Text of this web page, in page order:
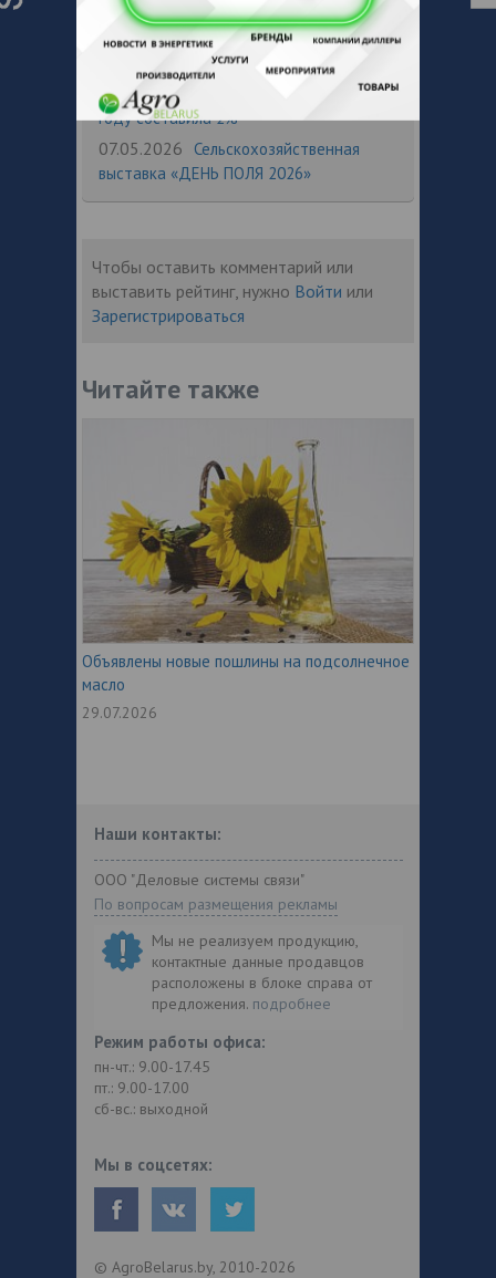
18.05.2026 Пресс-релиз выставки
«КормВетГрэйн-2026»
11.05.2026 Рентабельность
промышленных теплиц в России в 2025
году составила 2%
07.05.2026
Сельскохозяйственная
выставка «ДЕНЬ ПОЛЯ 2026»
Чтобы оставить комментарий или
выставить рейтинг, нужно Войти или
Зарегистрироваться
Читайте также
Объявлены новые пошлины на подсолнечное
масло
29.07.2026
Наши контакты:
ООО "Деловые системы связи"
По вопросам размещения рекламы
Мы не реализуем продукцию,
контактные данные продавцов
расположены в блоке справа от
предложения. подробнее
Режим работы офиса:
пн-чт.: 9.00-17.45
пт.: 9.00-17.00
сб-вс.: выходной
Мы в соцсетях:
© AgroBelarus.by, 2010-2026